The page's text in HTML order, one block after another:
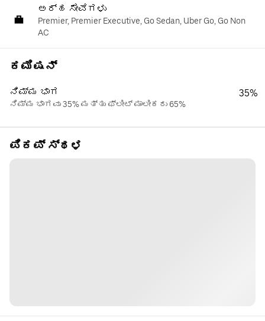
ಅರ್ಹ ಸೇವೆಗಳು
Premier, Premier Executive, Go Sedan, Uber Go, Go Non
AC
ಕಮಿಷನ್
ನಿಮ್ಮ ಭಾಗ
ನಿಮ್ಮ ಭಾಗವು 35% ಮತ್ತು ಫ್ಲೀಟ್ ಮಾಲೀಕರು 65%
35%
ಪಿಕಪ್ ಸ್ಥಳ